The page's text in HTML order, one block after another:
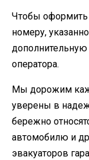
Чтобы оформить
номеру,
оператора.
Мы дорожим
уверены в
бережно
автомобилю и
эвакуаторов